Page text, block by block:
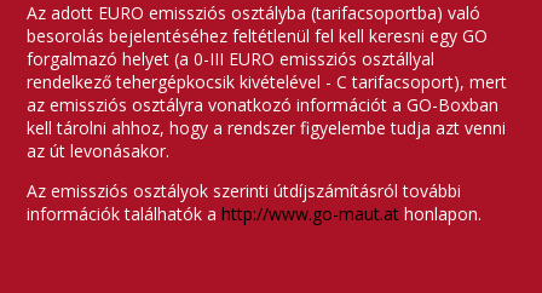
Az adott EURO emissziós osztályba (tarifacsoportba) való
besorolás bejelentéséhez feltétlenül fel kell keresni egy GO
forgalmazó helyet (a 0-III EURO emissziós osztállyal
rendelkező tehergépkocsik kivételével - C tarifacsoport), mert
az emissziós osztályra vonatkozó információt a GO-Boxban
kell tárolni ahhoz, hogy a rendszer figyelembe tudja azt venni
az út levonásakor.
Az emissziós osztályok szerinti útdíjszámításról további
információk találhatók ahttp://www.go-maut.at honlapon.